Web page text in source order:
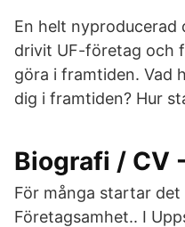
En helt nyproducerad
drivit UF-företag och
göra i framtiden. Vad
dig i framtiden? Hur
Biografi / CV
För många startar
Företagsamhet.. I